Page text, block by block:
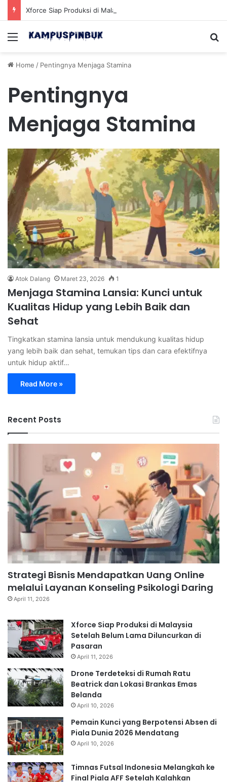
Menu
Home / Pentingnya Menjaga Stamina
Pentingnya
Menjaga Stamina
Atok Dalang Maret 23, 2026 1
Menjaga Stamina Lansia: Kunci untuk
Kualitas Hidup yang Lebih Baik dan
Sehat
Tingkatkan stamina lansia untuk mendukung kualitas hidup
yang lebih baik dan sehat, temukan tips dan cara efektifnya
untuk hidup aktif…
Read More »
Recent Posts
Strategi Bisnis Mendapatkan Uang Online
melalui Layanan Konseling Psikologi Daring
April 11, 2026
Xforce Siap Produksi di Malaysia
Setelah Belum Lama Diluncurkan di
Pasaran
April 11, 2026
Drone Terdeteksi di Rumah Ratu
Beatrick dan Lokasi Brankas Emas
Belanda
April 10, 2026
Pemain Kunci yang Berpotensi Absen di
Piala Dunia 2026 Mendatang
April 10, 2026
Timnas Futsal Indonesia Melangkah ke
Final Piala AFF Setelah Kalahkan